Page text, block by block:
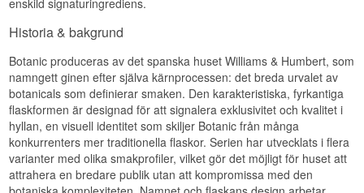
enskild signaturingrediens.
Historia & bakgrund
Botanic produceras av det spanska huset Williams & Humbert, som
namngett ginen efter själva kärnprocessen: det breda urvalet av
botanicals som definierar smaken. Den karakteristiska, fyrkantiga
flaskformen är designad för att signalera exklusivitet och kvalitet i
hyllan, en visuell identitet som skiljer Botanic från många
konkurrenters mer traditionella flaskor. Serien har utvecklats i flera
varianter med olika smakprofiler, vilket gör det möjligt för huset att
attrahera en bredare publik utan att kompromissa med den